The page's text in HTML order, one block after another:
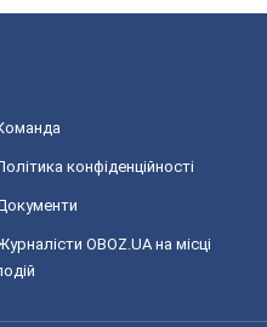
конфіденційності
OBOZ.UA на місці